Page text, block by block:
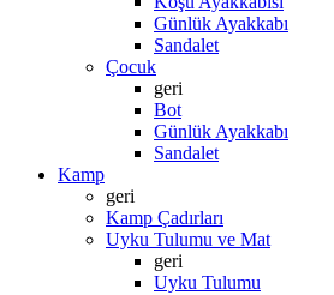
Günlük Ayakkabı
Sandalet
Çocuk
geri
Bot
Günlük Ayakkabı
Sandalet
Kamp
geri
Kamp Çadırları
Uyku Tulumu ve Mat
geri
Uyku Tulumu